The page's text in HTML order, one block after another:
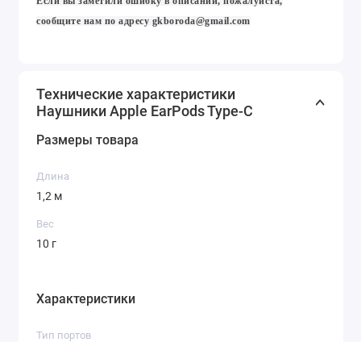
сообщите нам по адресу gkboroda@gmail.com
Технические характеристики
Наушники Apple EarPods Type-C
Размеры товара
Длина
1,2 м
Вес
10 г
Характеристики
Тип портов